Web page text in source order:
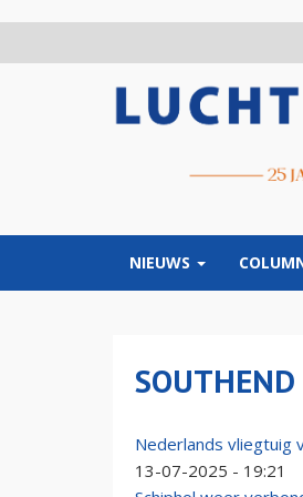
NIEUWS
SOUTHEND
Nederlands vliegtuig
13-07-2025 - 19:21